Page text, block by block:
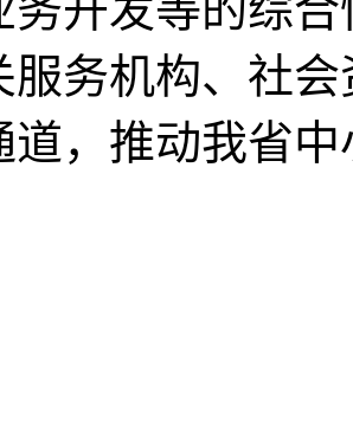
服务机构、社
道，推动我省